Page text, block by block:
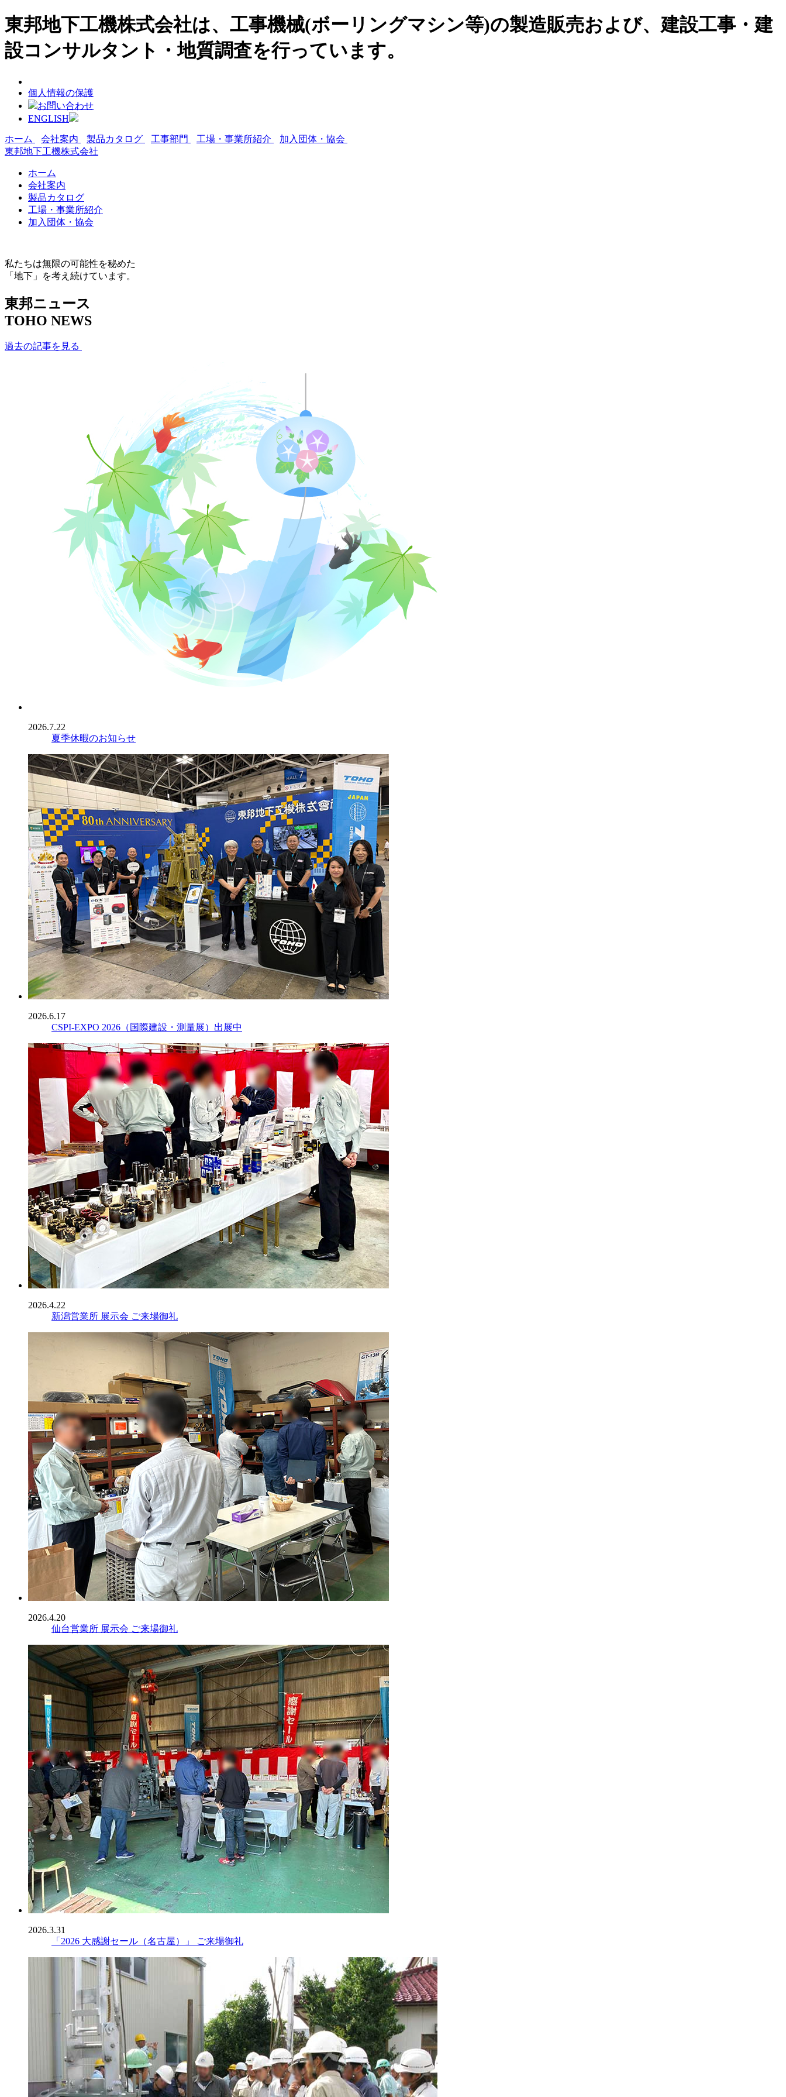
東邦地下工機株式会社は、工事機械(ボーリングマシン等)の製造販売および、建設工事・建
設コンサルタント・地質調査を行っています。
個人情報の保護
お問い合わせ
ENGLISH
ホーム 会社案内 製品カタログ 工事部門 工場・事業所紹介
加入団体・協会
東邦地下工機株式会社
ホーム
会社案内
製品カタログ
工場・事業所紹介
加入団体・協会
私たちは無限の可能性を秘めた
「地下」を考え続けています。
東邦ニュース
TOHO NEWS
過去の記事を見る
2026.7.22
夏季休暇のお知らせ
2026.6.17
CSPI-EXPO 2026（国際建設・測量展）出展中
2026.4.22
新潟営業所 展示会 ご来場御礼
2026.4.20
仙台営業所 展示会 ご来場御礼
2026.3.31
「2026 大感謝セール（名古屋）」 ご来場御礼